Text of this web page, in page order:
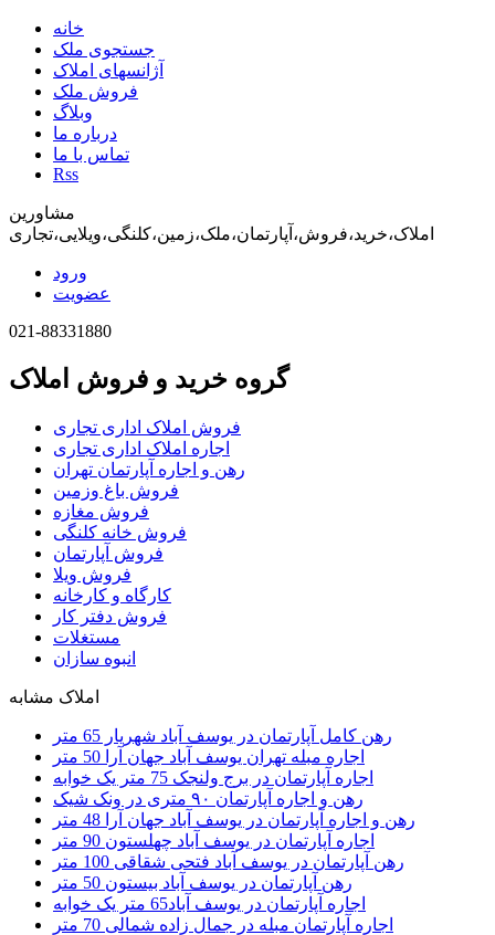
خانه
جستجوی ملک
آژانسهای املاک
فروش ملک
وبلاگ
درباره ما
تماس با ما
Rss
مشاورین
املاک،خرید،فروش،آپارتمان،ملک،زمین،کلنگی،ویلایی،تجاری
ورود
عضویت
021-88331880
گروه خرید و فروش املاک
فروش املاک اداری تجاری
اجاره املاک اداری تجاری
رهن و اجاره آپارتمان تهران
فروش باغ وزمین
فروش مغازه
فروش خانه کلنگی
فروش آپارتمان
فروش ویلا
کارگاه و کارخانه
فروش دفتر کار
مستغلات
انبوه سازان
املاک مشابه
رهن کامل آپارتمان در یوسف آباد شهریار 65 متر
اجاره مبله تهران یوسف آباد جهان آرا 50 متر
اجاره آپارتمان در برج ولنجک 75 متر یک خوابه
رهن و اجاره آپارتمان ۹۰ متری در ونک شیک
رهن و اجاره آپارتمان در یوسف آباد جهان آرا 48 متر
اجاره آپارتمان در یوسف آباد چهلستون 90 متر
رهن آپارتمان در یوسف آباد فتحی شقاقی 100 متر
رهن آپارتمان در یوسف آباد بیستون 50 متر
اجاره آپارتمان در یوسف آباد65 متر یک خوابه
اجاره آپارتمان مبله در جمال زاده شمالی 70 متر